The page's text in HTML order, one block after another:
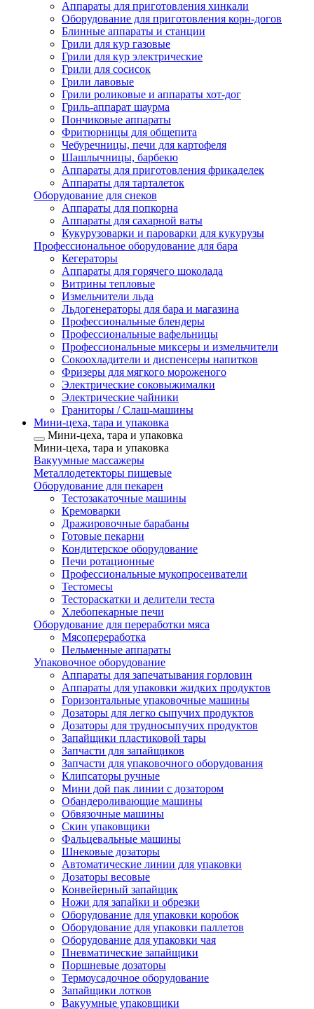
Аппараты для приготовления хинкали
Оборудование для приготовления корн-догов
Блинные аппараты и станции
Грили для кур газовые
Грили для кур электрические
Грили для сосисок
Грили лавовые
Грили роликовые и аппараты хот-дог
Гриль-аппарат шаурма
Пончиковые аппараты
Фритюрницы для общепита
Чебуречницы, печи для картофеля
Шашлычницы, барбекю
Аппараты для приготовления фрикаделек
Аппараты для тарталеток
Оборудование для снеков
Аппараты для попкорна
Аппараты для сахарной ваты
Кукурузоварки и пароварки для кукурузы
Профессиональное оборудование для бара
Кегераторы
Аппараты для горячего шоколада
Витрины тепловые
Измельчители льда
Льдогенераторы для бара и магазина
Профессиональные блендеры
Профессиональные вафельницы
Профессиональные миксеры и измельчители
Сокоохладители и диспенсеры напитков
Фризеры для мягкого мороженого
Электрические соковыжималки
Электрические чайники
Граниторы / Слаш-машины
Мини-цеха, тара и упаковка
Мини-цеха, тара и упаковка
Мини-цеха, тара и упаковка
Вакуумные массажеры
Металлодетекторы пищевые
Оборудование для пекарен
Тестозакаточные машины
Кремоварки
Дражировочные барабаны
Готовые пекарни
Кондитерское оборудование
Печи ротационные
Профессиональные мукопросеиватели
Тестомесы
Тестораскатки и делители теста
Хлебопекарные печи
Оборудование для переработки мяса
Мясопереработка
Пельменные аппараты
Упаковочное оборудование
Аппараты для запечатывания горловин
Аппараты для упаковки жидких продуктов
Горизонтальные упаковочные машины
Дозаторы для легко сыпучих продуктов
Дозаторы для трудносыпучих продуктов
Запайщики пластиковой тары
Запчасти для запайщиков
Запчасти для упаковочного оборудования
Клипсаторы ручные
Мини дой пак линии с дозатором
Обандероливающие машины
Обвязочные машины
Скин упаковщики
Фальцевальные машины
Шнековые дозаторы
Автоматические линии для упаковки
Дозаторы весовые
Конвейерный запайщик
Ножи для запайки и обрезки
Оборудование для упаковки коробок
Оборудование для упаковки паллетов
Оборудование для упаковки чая
Пневматические запайщики
Поршневые дозаторы
Термоусадочное оборудование
Запайщики лотков
Вакуумные упаковщики